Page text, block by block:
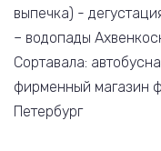
выпечка) -
– водопады
Сортавала:
фирменный магазин
Петербург